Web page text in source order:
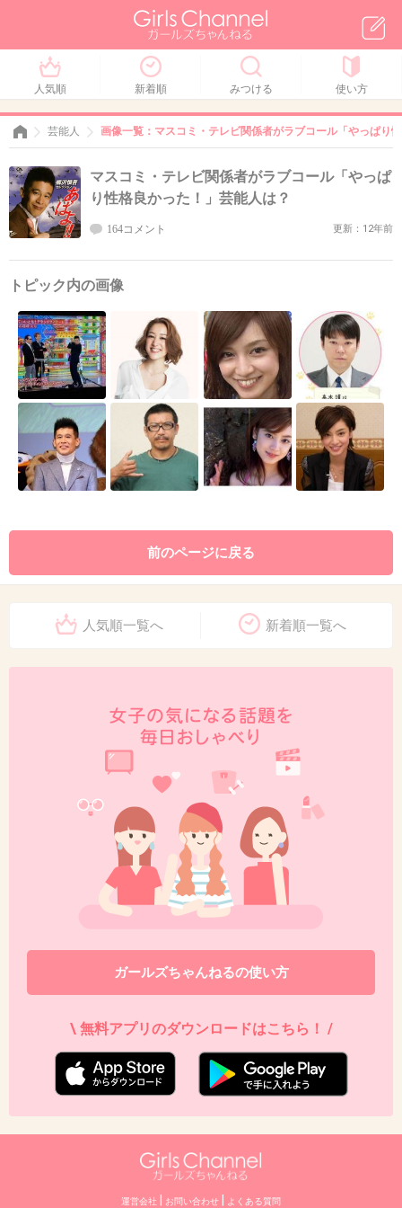
人気順 新着順 みつける 使い方
芸能人 画像一覧：マスコミ・テレビ関係者がラブコール「やっぱり
マスコミ・テレビ関係者がラブコール「やっぱ
り性格良かった！」芸能人は？
164コメント 更新：12年前
トピック内の画像
前のページに戻る
人気順一覧へ 新着順一覧へ
ガールズちゃんねるの使い方
\ 無料アプリのダウンロードはこちら！ /
運営会社 お問い合わせ よくある質問